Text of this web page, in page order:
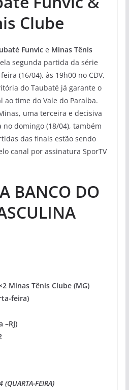
Clube
Funvice Minas Tênis
segunda partida da série
(16/04), às 19h00 no CDV,
do Taubaté já garante o
ao time do Vale do Paraíba.
uma terceira e decisiva
domingo (18/04), também
das finais estão sendo
canal por assinatura SporTV
BANCO DO
Minas Tênis Clube (MG)
feira)
–RJ)
FEIRA)